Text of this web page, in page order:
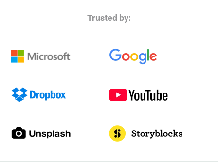
Trusted by: